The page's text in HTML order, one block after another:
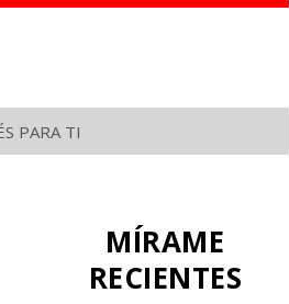
PARA TI
MÍRAME
RECIENTES